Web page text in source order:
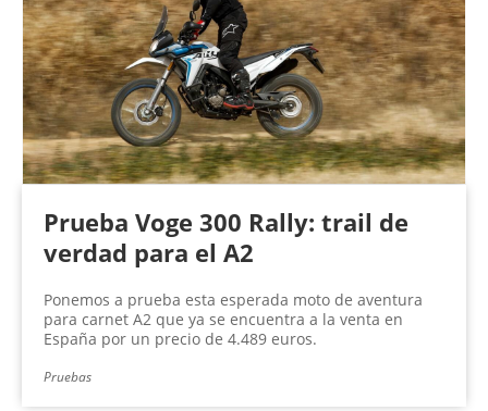
Prueba Voge 300 Rally: trail de
verdad para el A2
Ponemos a prueba esta esperada moto de aventura
para carnet A2 que ya se encuentra a la venta en
España por un precio de 4.489 euros.
Pruebas